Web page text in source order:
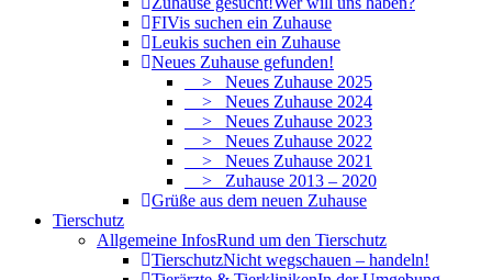
FIVis suchen ein Zuhause
Leukis suchen ein Zuhause
Neues Zuhause gefunden!
> Neues Zuhause 2025
> Neues Zuhause 2024
> Neues Zuhause 2023
> Neues Zuhause 2022
> Neues Zuhause 2021
> Zuhause 2013 – 2020
Grüße aus dem neuen Zuhause
Tierschutz
Allgemeine InfosRund um den Tierschutz
TierschutzNicht wegschauen – handeln!